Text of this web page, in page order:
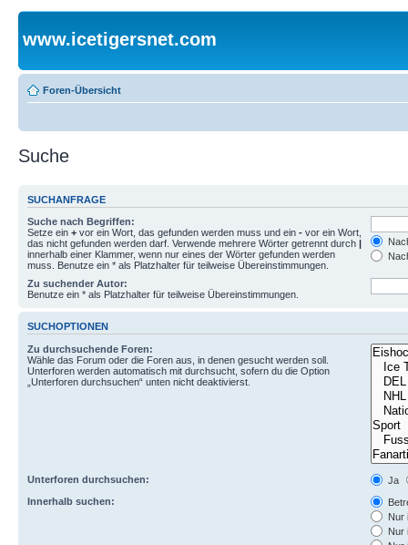
www.icetigersnet.com
Foren-Übersicht
Suche
SUCHANFRAGE
Suche nach Begriffen:
Setze ein + vor ein Wort, das gefunden werden muss und ein - vor ein Wort,
das nicht gefunden werden darf. Verwende mehrere Wörter getrennt durch |
innerhalb einer Klammer, wenn nur eines der Wörter gefunden werden
muss. Benutze ein * als Platzhalter für teilweise Übereinstimmungen.
Zu suchender Autor:
Benutze ein * als Platzhalter für teilweise Übereinstimmungen.
SUCHOPTIONEN
Zu durchsuchende Foren:
Wähle das Forum oder die Foren aus, in denen gesucht werden soll.
Unterforen werden automatisch mit durchsucht, sofern du die Option
„Unterforen durchsuchen“ unten nicht deaktivierst.
Unterforen durchsuchen:
Ja
Innerhalb suchen:
Nur
Nur